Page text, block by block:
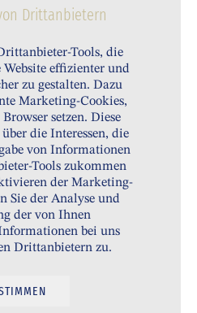
Drittanbietern
Tools, die
Website effizienter und
zu gestalten. Dazu
Marketing-Cookies,
setzen. Diese
die Interessen, die
von Informationen
Tools zukommen
der Marketing-
Sie der Analyse und
der von Ihnen
bei uns
Drittanbietern zu.